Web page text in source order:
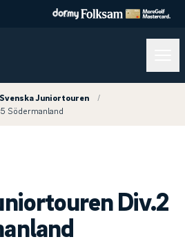
Svenska Juniortouren
/
Södermanland
Div.2